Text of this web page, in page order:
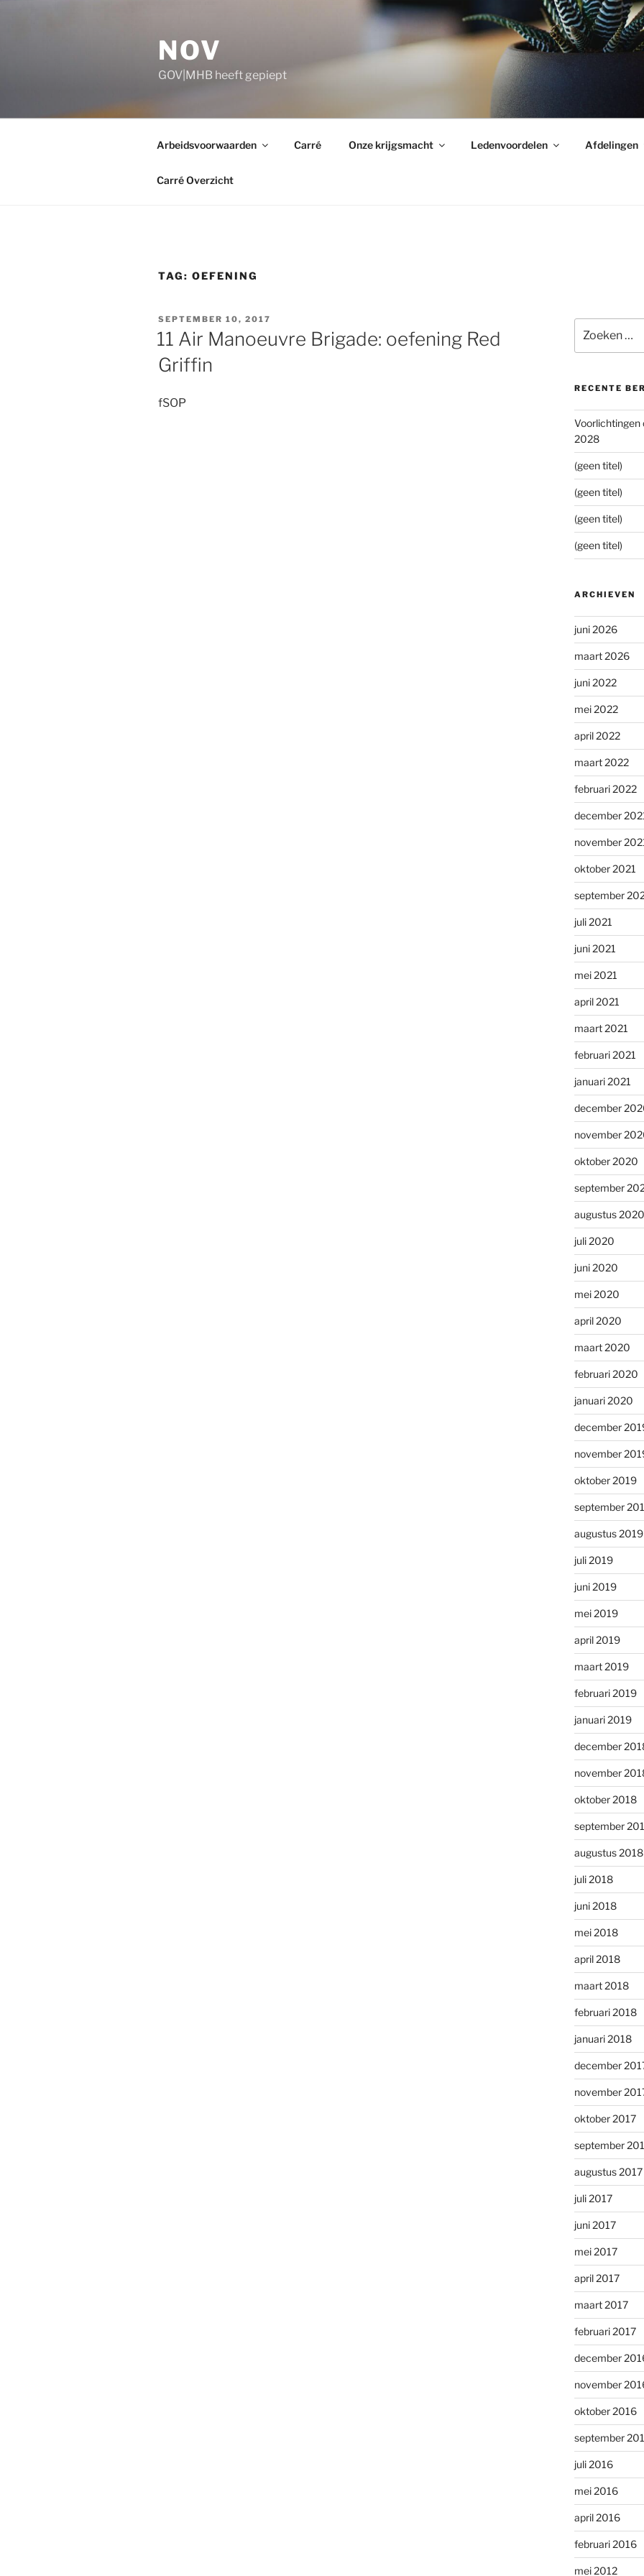
NOV
GOV|MHB heeft gepiept
Arbeidsvoorwaarden Carré Onze krijgsmacht Ledenvoordelen Afdelingen
Carré Overzicht
TAG: OEFENING
GEPLAATST
OP
SEPTEMBER 10, 2017
11 Air Manoeuvre Brigade: oefening Red
Griffin
fSOP
naar:
RECENTE
Voorlichtingen
2028
(geen titel)
(geen titel)
(geen titel)
(geen titel)
ARCHIEVEN
juni 2026
maart 2026
juni 2022
mei 2022
april 2022
maart 2022
februari 2022
december
november
oktober 2021
september
juli 2021
juni 2021
mei 2021
april 2021
maart 2021
februari 2021
januari 2021
december
november
oktober 2020
september
augustus 2020
juli 2020
juni 2020
mei 2020
april 2020
maart 2020
februari 2020
januari 2020
december
november
oktober 2019
september
augustus 2019
juli 2019
juni 2019
mei 2019
april 2019
maart 2019
februari 2019
januari 2019
december
november
oktober 2018
september
augustus 2018
juli 2018
juni 2018
mei 2018
april 2018
maart 2018
februari 2018
januari 2018
december
november
oktober 2017
september
augustus 2017
juli 2017
juni 2017
mei 2017
april 2017
maart 2017
februari 2017
december
november
oktober 2016
september
juli 2016
mei 2016
april 2016
februari 2016
mei 2012